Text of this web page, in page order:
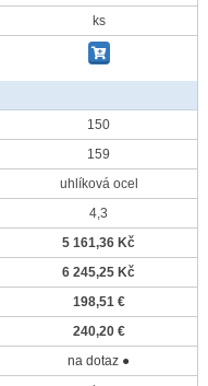
ks
150
159
uhlíková ocel
4,3
5 161,36 Kč
6 245,25 Kč
198,51 €
240,20 €
na dotaz ●